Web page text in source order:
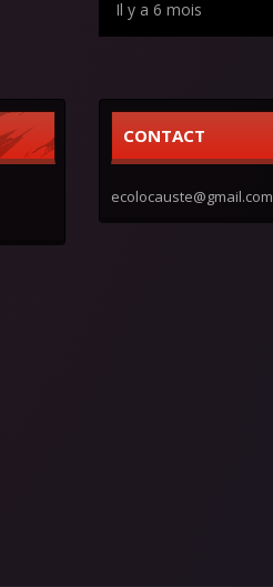
Il y a 6 mois
CONTACT
ecolocauste@gmail.com